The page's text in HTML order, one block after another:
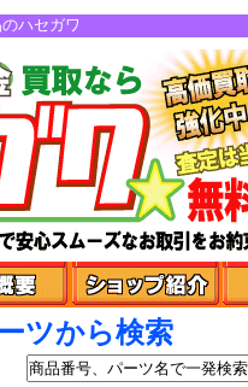
ハセガワ
ツから検索